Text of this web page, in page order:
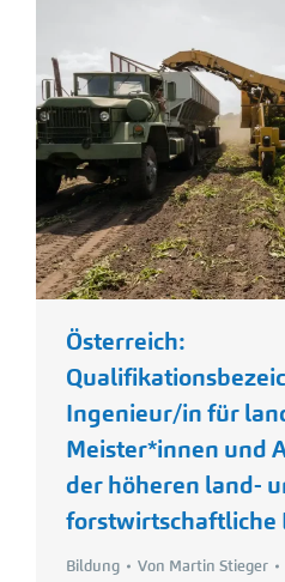
Österreich:
Ingenieur/in für
Meister*innen und
der höheren land-
forstwirtschaftliche
Bildung Von Martin Stieger